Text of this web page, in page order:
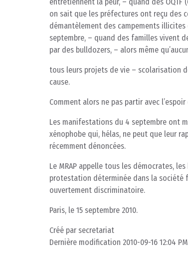
entretiennent la peur, – quand des
on sait que les préfectures ont reçu des
démantèlement des campements
septembre, – quand des familles vivent
par des bulldozers, – alors même
tous leurs projets de vie – scolarisation
cause.
Comment alors ne pas partir avec
Les manifestations du 4 septembre ont
xénophobe qui, hélas, ne peut que leur
récemment dénoncées.
Le MRAP appelle tous les démocrates,
protestation déterminée dans la société
ouvertement discriminatoire.
Paris, le 15 septembre 2010.
Créé par secretariat
Dernière modification 2010-09-16 12:04 PM